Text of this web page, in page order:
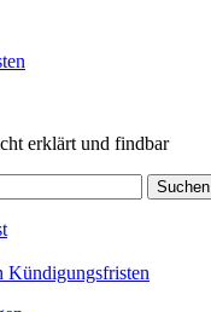
erklärt und findbar
Suchen
Kündigungsfristen